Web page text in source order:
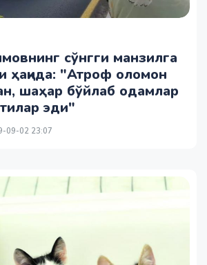
сўнгги манзилга
ҳақида: "Атроф оломон
шаҳар бўйлаб одамлар
эди"
09-02 23:07